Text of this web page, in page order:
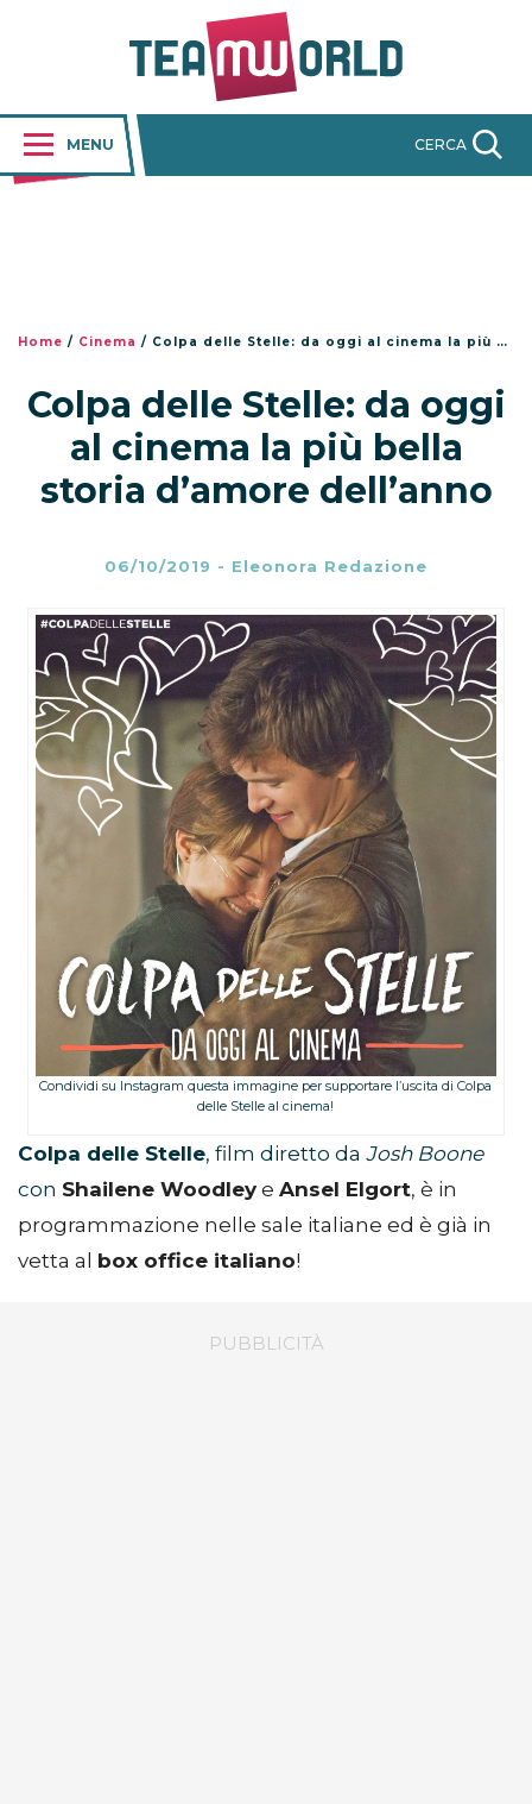
MENU CERCA
Home / Cinema / Colpa delle Stelle: da oggi al cinema la più bella storia d’amore dell’anno
Colpa delle Stelle: da oggi
al cinema la più bella
storia d’amore dell’anno
06/10/2019 - Eleonora Redazione
Condividi su Instagram questa immagine per supportare l’uscita di Colpa
delle Stelle al cinema!
Colpa delle Stelle, film diretto da Josh Boone
con Shailene Woodley e Ansel Elgort, è in
programmazione nelle sale italiane ed è già in
vetta al box office italiano!